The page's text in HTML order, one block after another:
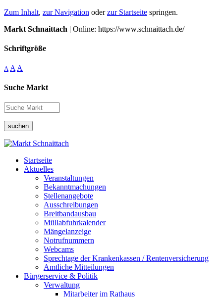
Zum Inhalt, zur Navigation oderzur Startseite springen.
Markt Schnaittach | Online: https://www.schnaittach.de/
Schriftgröße
A A A
Suche Markt
suchen
Startseite
Aktuelles
Veranstaltungen
Bekanntmachungen
Stellenangebote
Ausschreibungen
Breitbandausbau
Müllabfuhrkalender
Mängelanzeige
Notrufnummern
Webcams
Sprechtage der Krankenkassen / Rentenversicherung
Amtliche Mitteilungen
Bürgerservice & Politik
Verwaltung
Mitarbeiter im Rathaus